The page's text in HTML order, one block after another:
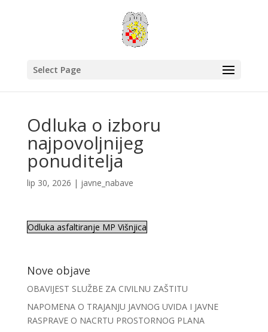
Select Page
Odluka o izboru
najpovoljnijeg
ponuditelja
lip 30, 2026 | javne_nabave
Odluka asfaltiranje MP Višnjica
Nove objave
OBAVIJEST SLUŽBE ZA CIVILNU ZAŠTITU
NAPOMENA O TRAJANJU JAVNOG UVIDA I JAVNE
RASPRAVE O NACRTU PROSTORNOG PLANA